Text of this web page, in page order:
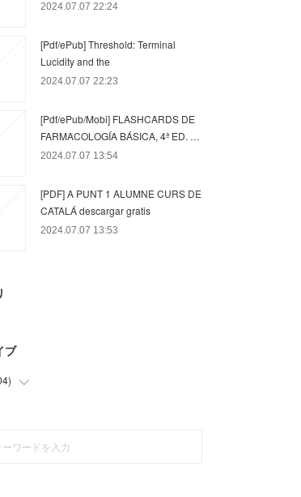
2024.07.07 22:24
[Pdf/ePub] Threshold: Terminal
Lucidity and the
2024.07.07 22:23
[Pdf/ePub/Mobi] FLASHCARDS DE
FARMACOLOGÍA BÁSICA, 4ª ED. …
2024.07.07 13:54
[PDF] A PUNT 1 ALUMNE CURS DE
CATALÁ descargar gratis
2024.07.07 13:53
ブ
)